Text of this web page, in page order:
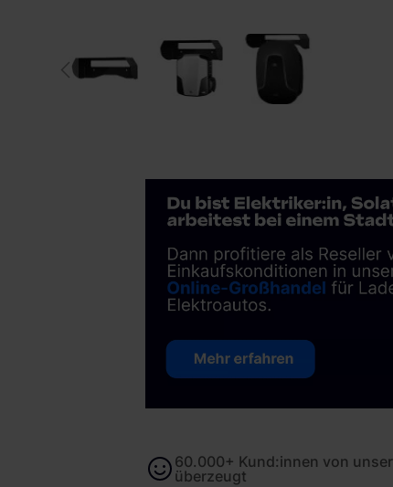
60.000+ Kund:innen von
überzeugt